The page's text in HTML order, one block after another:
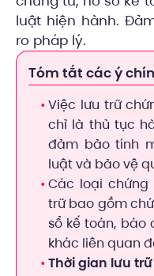
luật hiện hành.
ro pháp lý.
Tóm tắt các ý
Việc lưu trữ
chỉ là thủ tục
đảm bảo tính
luật và bảo vệ
Các loại
trữ bao gồm
sổ kế toán,
khác liên quan
Thời gian lưu